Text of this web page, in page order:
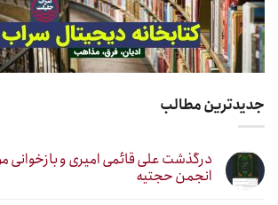
جدیدترین مطالب
درگذشت علی قائمی امیری و بازخوانی
انجمن حجتیه